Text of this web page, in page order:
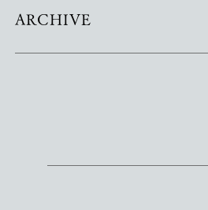
ARCHIVE